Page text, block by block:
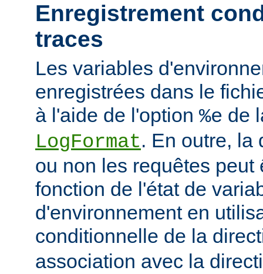
Enregistrement
traces
Les variables
enregistrées dans le
à l'aide de l'option %e de
LogFormat. En outre, la
ou non les requêtes peut
fonction de l'état de
d'environnement en
conditionnelle de la
association avec la